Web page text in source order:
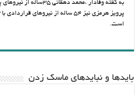
است.
باید‌ها و نبایدهای ماسک زدن